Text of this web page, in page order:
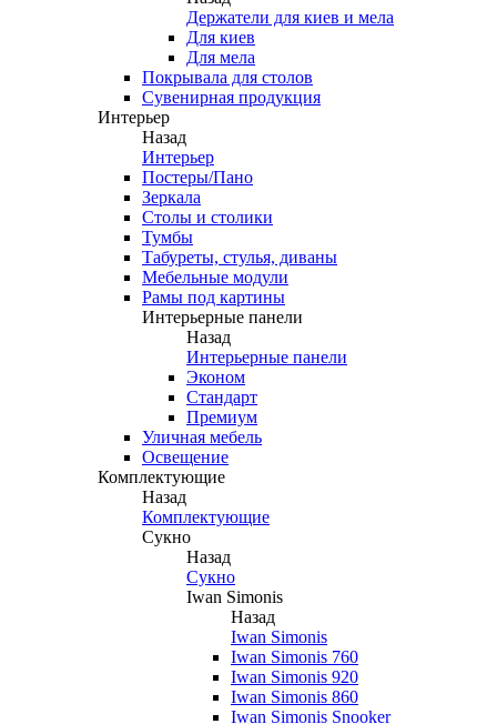
Держатели для киев и мела
Для киев
Для мела
Покрывала для столов
Сувенирная продукция
Интерьер
Назад
Интерьер
Постеры/Пано
Зеркала
Столы и столики
Тумбы
Табуреты, стулья, диваны
Мебельные модули
Рамы под картины
Интерьерные панели
Назад
Интерьерные панели
Эконом
Стандарт
Премиум
Уличная мебель
Освещение
Комплектующие
Назад
Комплектующие
Сукно
Назад
Сукно
Iwan Simonis
Назад
Iwan Simonis
Iwan Simonis 760
Iwan Simonis 920
Iwan Simonis 860
Iwan Simonis Snooker